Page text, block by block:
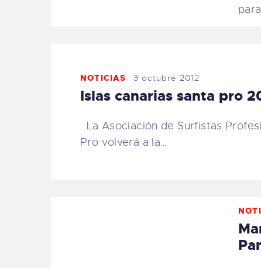
NOTICIAS 3 octubre 2012
Islas canarias santa pro
La Asociación de Surfistas
Pro volverá a la…